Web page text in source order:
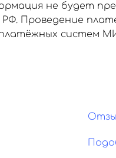
не будет
Проведение
систем